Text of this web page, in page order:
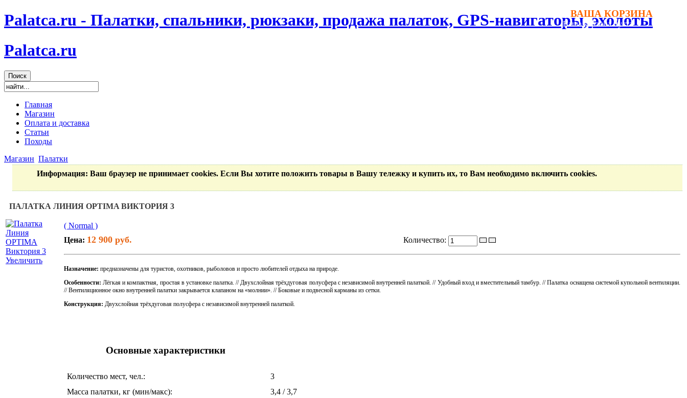
Palatca.ru - Палатки, спальники, рюкзаки, продажа палаток, GPS-навигаторы, эхолоты
ВАША КОРЗИНА
Ваша корзина пуста.
Palatca.ru
Главная
Магазин
Оплата и доставка
Статьи
Походы
Магазин Палатки
Информация: Ваш браузер не принимает cookies. Если Вы хотите положить товары в Вашу тележку и купить их, то Вам необходимо включить cookies.
ПАЛАТКА ЛИНИЯ OPTIMA ВИКТОРИЯ 3
Увеличить
( Normal )
Цена: 12 900 руб. Количество:
Назначение: предназначены для туристов, охотников, рыболовов и просто любителей отдыха на природе.
Особенности: Лёгкая и компактная, простая в установке палатка. // Двухслойная трёхдуговая полусфера с независимой внутренней палаткой. // Удобный вход и вместительный тамбур. // Палатка оснащена системой купольной вентиляции.
// Вентиляционное окно внутренней палатки закрывается клапаном на «молнии». // Боковые и подвесной карманы из сетки.
Конструкция: Двухслойная трёхдуговая полусфера с независимой внутренней палаткой.
Основные характеристики
Количество мест, чел.:
3
Масса палатки, кг (мин/макс):
3,4 / 3,7